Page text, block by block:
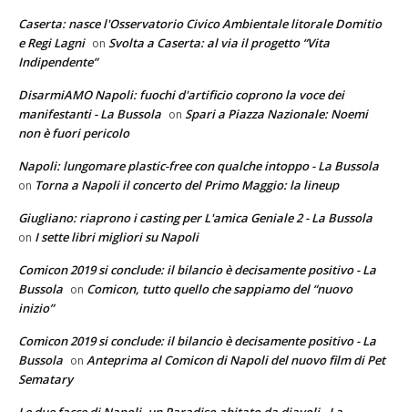
Caserta: nasce l'Osservatorio Civico Ambientale litorale Domitio
e Regi Lagni on Svolta a Caserta: al via il progetto “Vita
Indipendente”
DisarmiAMO Napoli: fuochi d'artificio coprono la voce dei
manifestanti - La Bussola on Spari a Piazza Nazionale: Noemi
non è fuori pericolo
Napoli: lungomare plastic-free con qualche intoppo - La Bussola
on Torna a Napoli il concerto del Primo Maggio: la lineup
Giugliano: riaprono i casting per L'amica Geniale 2 - La Bussola
on I sette libri migliori su Napoli
Comicon 2019 si conclude: il bilancio è decisamente positivo - La
Bussola on Comicon, tutto quello che sappiamo del “nuovo
inizio”
Comicon 2019 si conclude: il bilancio è decisamente positivo - La
Bussola on Anteprima al Comicon di Napoli del nuovo film di Pet
Sematary